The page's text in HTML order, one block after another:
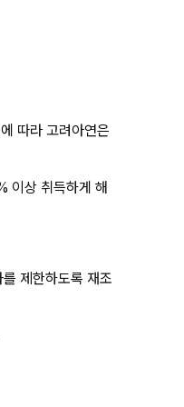
따라 고려아연은
이상 취득하게 해
제한하도록 재조